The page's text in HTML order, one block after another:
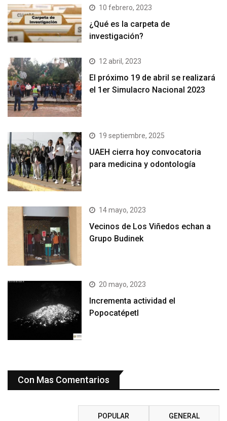
10 febrero, 2023
¿Qué es la carpeta de
investigación?
12 abril, 2023
El próximo 19 de abril se realizará
el 1er Simulacro Nacional 2023
19 septiembre, 2025
UAEH cierra hoy convocatoria
para medicina y odontología
14 mayo, 2023
Vecinos de Los Viñedos echan a
Grupo Budinek
20 mayo, 2023
Incrementa actividad el
Popocatépetl
Con Mas Comentarios
POPULAR GENERAL